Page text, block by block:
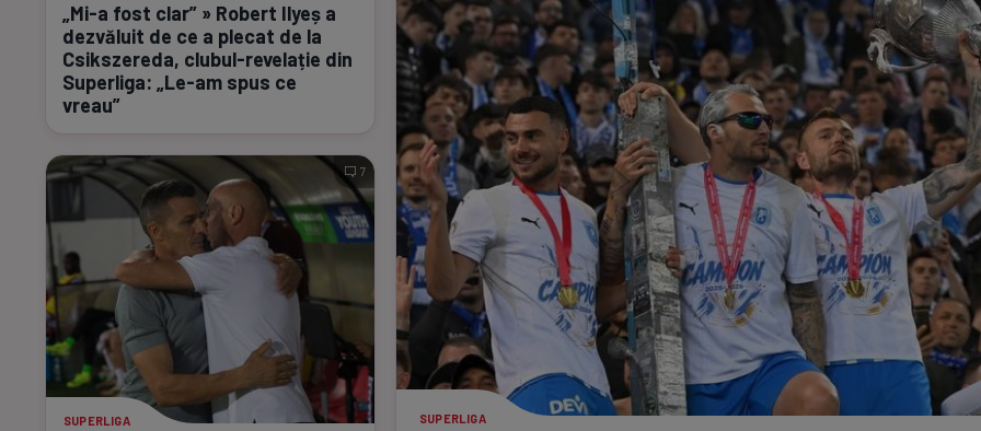
„Mi-a fost clar” » Robert Ilyeș a
dezvăluit de ce a plecat de la
Csikszereda, clubul-revelație din
Superliga: „Le-am spus ce
vreau”
SUPERLIGA
7
SUPERLIGA